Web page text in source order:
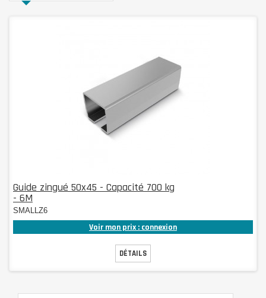
Guide zingué 50x45 - Capacité 700 kg
- 6M
SMALLZ6
Voir mon prix : connexion
DÉTAILS